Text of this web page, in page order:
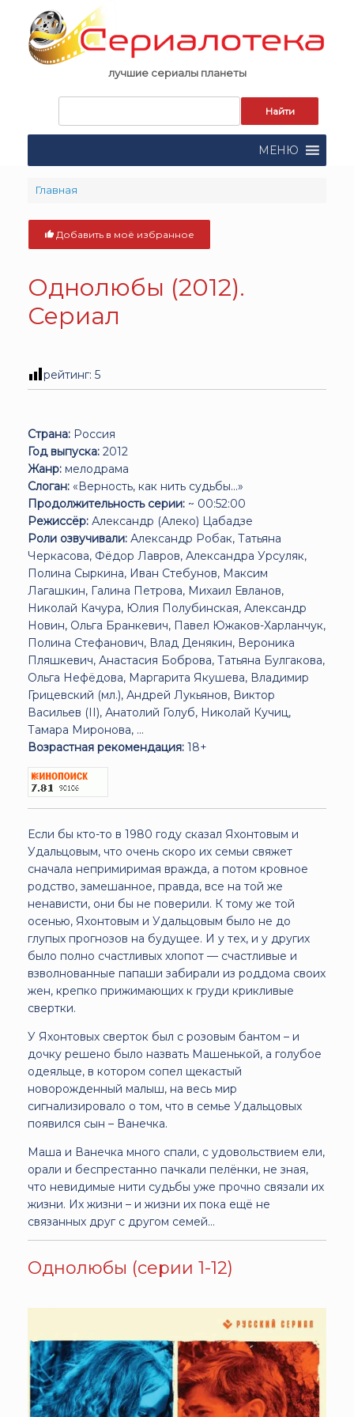
content
лучшие сериалы планеты
поиска:
МЕНЮ
Главная
Добавить в моё избранное
Однолюбы (2012).
Сериал
рейтинг: 5
Страна: Россия
Год выпуска: 2012
Жанр: мелодрама
Слоган: «Верность, как нить судьбы...»
Продолжительность серии: ~ 00:52:00
Режиссёр: Александр (Алеко) Цабадзе
Роли озвучивали: Александр Робак, Татьяна
Черкасова, Фёдор Лавров, Александра Урсуляк,
Полина Сыркина, Иван Стебунов, Максим
Лагашкин, Галина Петрова, Михаил Евланов,
Николай Качура, Юлия Полубинская, Александр
Новин, Ольга Бранкевич, Павел Южаков-Харланчук,
Полина Стефанович, Влад Денякин, Вероника
Пляшкевич, Анастасия Боброва, Татьяна Булгакова,
Ольга Нефёдова, Маргарита Якушева, Владимир
Грицевский (мл.), Андрей Лукьянов, Виктор
Васильев (II), Анатолий Голуб, Николай Кучиц,
Тамара Миронова, ...
Возрастная рекомендация: 18+
Если бы кто-то в 1980 году сказал Яхонтовым и
Удальцовым, что очень скоро их семьи свяжет
сначала непримиримая вражда, а потом кровное
родство, замешанное, правда, все на той же
ненависти, они бы не поверили. К тому же той
осенью, Яхонтовым и Удальцовым было не до
глупых прогнозов на будущее. И у тех, и у других
было полно счастливых хлопот — счастливые и
взволнованные папаши забирали из роддома своих
жен, крепко прижимающих к груди крикливые
свертки.
У Яхонтовых сверток был с розовым бантом – и
дочку решено было назвать Машенькой, а голубое
одеяльце, в котором сопел щекастый
новорожденный малыш, на весь мир
сигнализировало о том, что в семье Удальцовых
появился сын – Ванечка.
Маша и Ванечка много спали, с удовольствием ели,
орали и беспрестанно пачкали пелёнки, не зная,
что невидимые нити судьбы уже прочно связали их
жизни. Их жизни – и жизни их пока ещё не
связанных друг с другом семей…
Однолюбы (серии 1-12)